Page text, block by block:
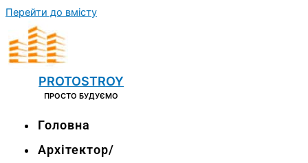
Перейти до вмісту
PROTOSTROY
ПРОСТО БУДУЄМО
Головна
Архітектор/